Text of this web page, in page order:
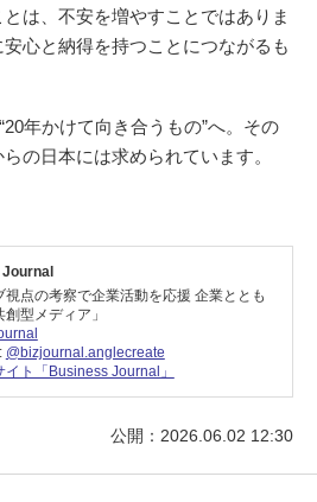
は、不安を増やすことではありま
心と納得を持つことにつながるも
年かけて向き合うもの”へ。その
の日本には求められています。
視点の考察で企業活動を応援 企業ととも
型メディア」
@bizjournal.anglecreate
イト「Business Journal」
公開：2026.06.02 12:30